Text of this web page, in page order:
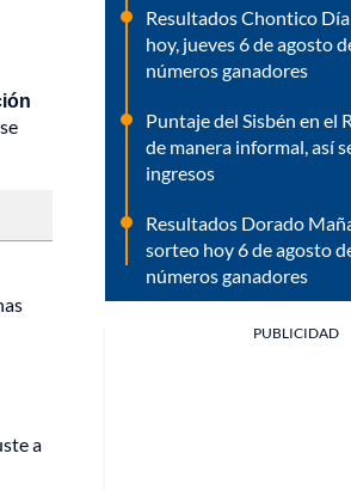
a
Resultados Chontico
hoy, jueves 6 de agosto
números ganadores
Puntaje del Sisbén en el
de manera informal, así
ingresos
Resultados Dorado
sorteo hoy 6 de agosto
números ganadores
PUBLICIDAD